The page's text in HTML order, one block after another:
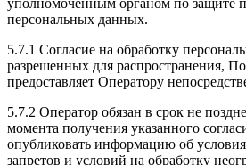
уполномоченным органом по защите
персональных данных.
5.7.1 Согласие на обработку
разрешенных для распространения,
предоставляет Оператору
5.7.2 Оператор обязан в срок не
момента получения указанного
опубликовать информацию об
запретов и условий на обработку